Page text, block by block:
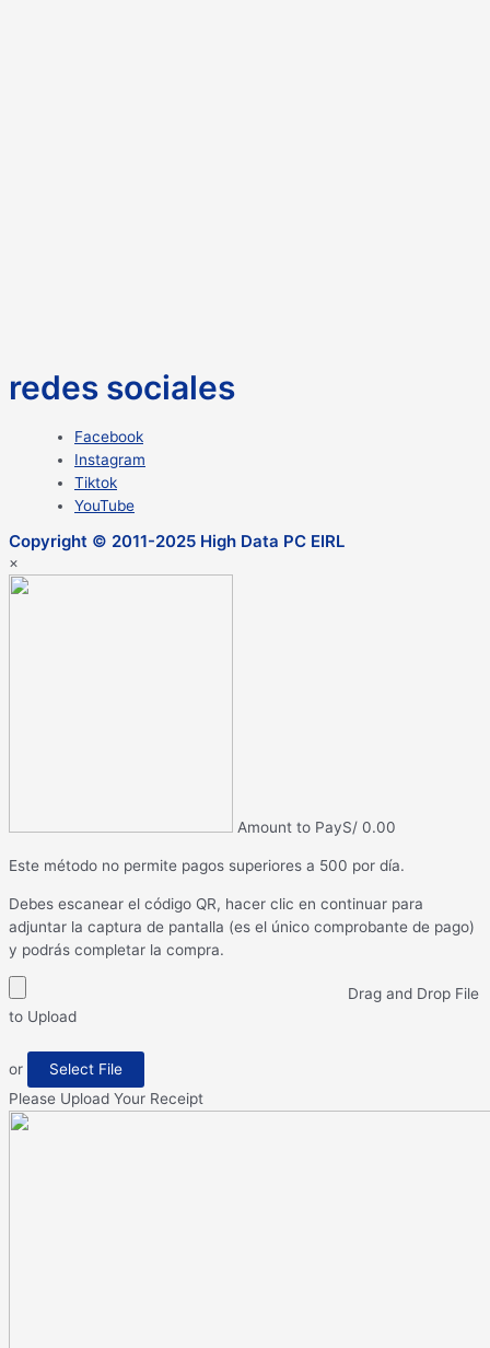
redes sociales
Facebook
Instagram
Tiktok
YouTube
Copyright © 2011-2025 High Data PC EIRL
×
Amount to PayS/ 0.00
Este método no permite pagos superiores a 500 por día.
Debes escanear el código QR, hacer clic en continuar para
adjuntar la captura de pantalla (es el único comprobante de pago)
y podrás completar la compra.
Drag and Drop File
to Upload
or
Select File
Please Upload Your Receipt